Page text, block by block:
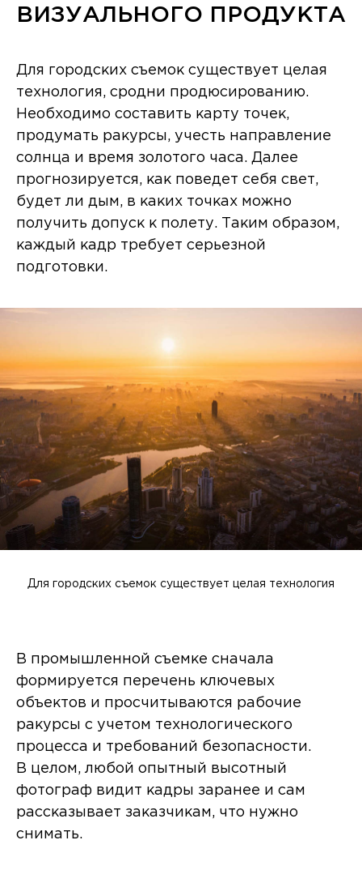
ВИЗУАЛЬНОГО ПРОДУКТА
Для городских съемок существует целая
технология, сродни продюсированию.
Необходимо составить карту точек,
продумать ракурсы, учесть направление
солнца и время золотого часа. Далее
прогнозируется, как поведет себя свет,
будет ли дым, в каких точках можно
получить допуск к полету. Таким образом,
каждый кадр требует серьезной
подготовки.
Для городских съемок существует целая технология
В промышленной съемке сначала
формируется перечень ключевых
объектов и просчитываются рабочие
ракурсы с учетом технологического
процесса и требований безопасности.
В целом, любой опытный высотный
фотограф видит кадры заранее и сам
рассказывает заказчикам, что нужно
снимать.